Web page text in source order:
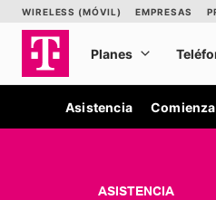
Asistencia Comienza
ASISTENCIA